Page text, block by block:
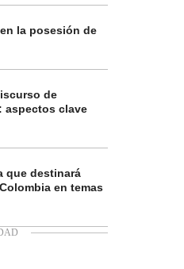
la posesión de
de
aspectos clave
que destinará
en temas